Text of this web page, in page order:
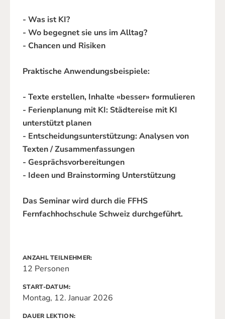
- Was ist KI?
- Wo begegnet sie uns im Alltag?
- Chancen und Risiken
Praktische Anwendungsbeispiele:
- Texte erstellen, Inhalte «besser» formulieren
- Ferienplanung mit KI: Städtereise mit KI
unterstützt planen
- Entscheidungsunterstützung: Analysen von
Texten / Zusammenfassungen
- Gesprächsvorbereitungen
- Ideen und Brainstorming Unterstützung
Das Seminar wird durch die FFHS
Fernfachhochschule Schweiz durchgeführt.
ANZAHL TEILNEHMER
12 Personen
START-DATUM
Montag, 12. Januar 2026
DAUER LEKTION